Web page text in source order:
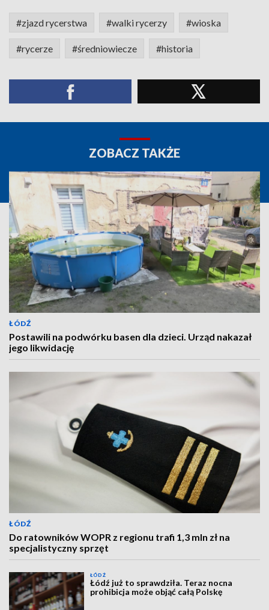
#zjazd rycerstwa #walki rycerzy #wioska
#rycerze #średniowiecze #historia
ZOBACZ TAKŻE
ŁÓDŹ
Postawili na podwórku basen dla dzieci. Urząd nakazał
jego likwidację
ŁÓDŹ
Do ratowników WOPR z regionu trafi 1,3 mln zł na
specjalistyczny sprzęt
ŁÓDŹ
Łódź już to sprawdziła. Teraz nocna
prohibicja może objąć całą Polskę